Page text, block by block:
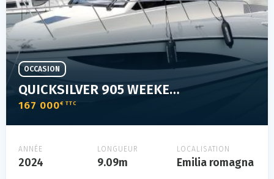
QUICKSILVER 905 WEEKEND
167 000€ TTC
OCCASION
ANNÉE
2024
LONGUEUR
9.09m
LOCALISATION
Emilia romagna